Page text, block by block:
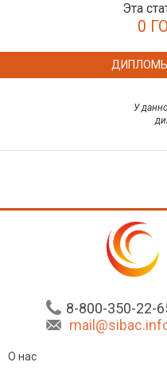
Эта
0
У
8-800-350-22-
О нас